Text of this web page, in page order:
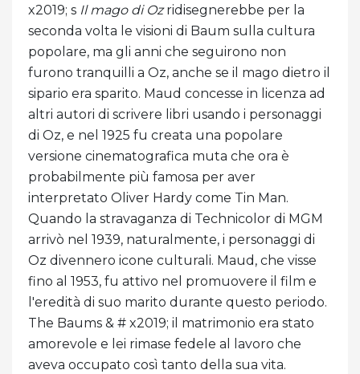
x2019; s Il mago di Ozridisegnerebbe per la
seconda volta le visioni di Baum sulla cultura
popolare, ma gli anni che seguirono non
furono tranquilli a Oz, anche se il mago dietro il
sipario era sparito. Maud concesse in licenza ad
altri autori di scrivere libri usando i personaggi
di Oz, e nel 1925 fu creata una popolare
versione cinematografica muta che ora è
probabilmente più famosa per aver
interpretato Oliver Hardy come Tin Man.
Quando la stravaganza di Technicolor di MGM
arrivò nel 1939, naturalmente, i personaggi di
Oz divennero icone culturali. Maud, che visse
fino al 1953, fu attivo nel promuovere il film e
l'eredità di suo marito durante questo periodo.
The Baums & # x2019; il matrimonio era stato
amorevole e lei rimase fedele al lavoro che
aveva occupato così tanto della sua vita.